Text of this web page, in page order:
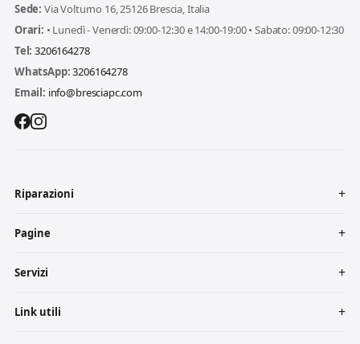
Sede: Via Volturno 16, 25126 Brescia, Italia
Orari: • Lunedì - Venerdì: 09:00-12:30 e 14:00-19:00 • Sabato: 09:00-12:30
Tel: 3206164278
WhatsApp:3206164278
Email: info@bresciapc.com
Riparazioni
Pagine
Servizi
Link utili